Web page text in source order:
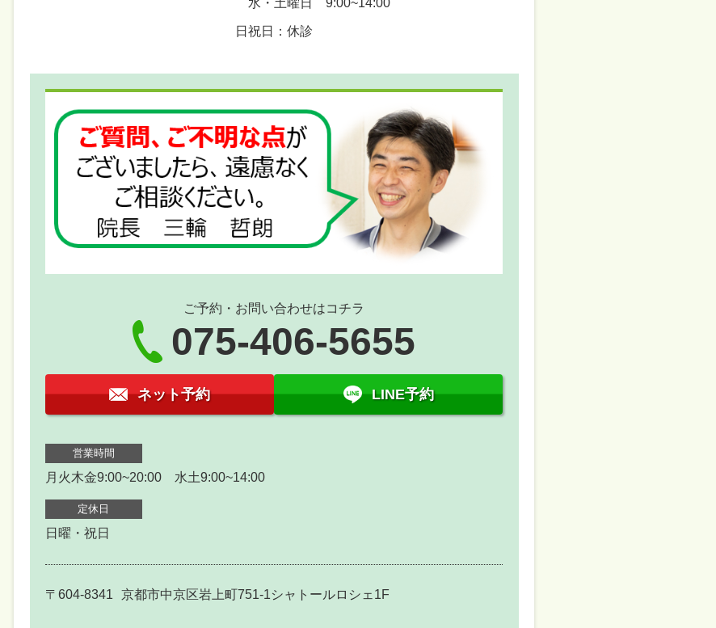
日祝日：休診
ご予約・お問い合わせはコチラ
075-406-5655
ネット予約 LINE予約
営業時間
月火木金9:00~20:00 水土9:00~14:00
定休日
日曜・祝日
〒604-8341 京都市中京区岩上町751-1シャトールロシェ1F